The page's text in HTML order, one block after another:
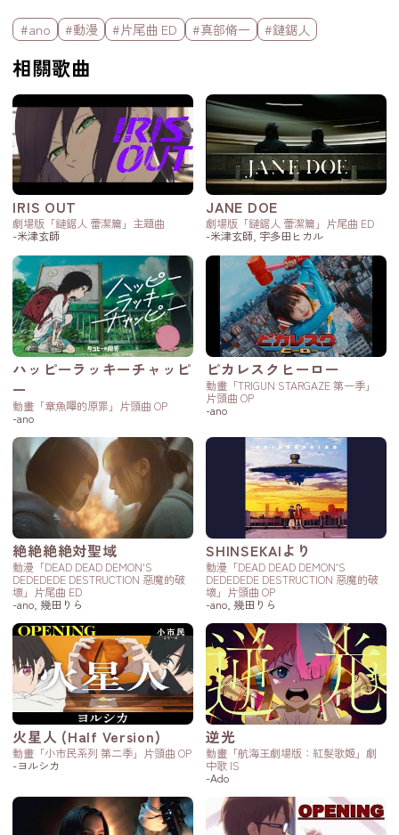
標籤欄
#ano #動漫 #片尾曲 ED #真部脩一 #鏈鋸人
相關歌曲
IRIS OUT
劇場版「鏈鋸人 蕾潔篇」主題曲
-米津玄師
JANE DOE
劇場版「鏈鋸人 蕾潔篇」片尾曲 ED
-米津玄師, 宇多田ヒカル
ハッピーラッキーチャッピ
ー
動畫「章魚嗶的原罪」片頭曲 OP
-ano
ピカレスクヒーロー
動畫「TRIGUN STARGAZE 第一季」
片頭曲 OP
-ano
絶絶絶絶対聖域
動漫「DEAD DEAD DEMON'S
DEDEDEDE DESTRUCTION 惡魔的破
壞」片尾曲 ED
-ano, 幾田りら
SHINSEKAIより
動漫「DEAD DEAD DEMON'S
DEDEDEDE DESTRUCTION 惡魔的破
壞」片頭曲 OP
-ano, 幾田りら
火星人 (Half Version)
動畫「小市民系列 第二季」片頭曲 OP
-ヨルシカ
逆光
動畫「航海王劇場版：紅髮歌姬」劇
中歌 IS
-Ado